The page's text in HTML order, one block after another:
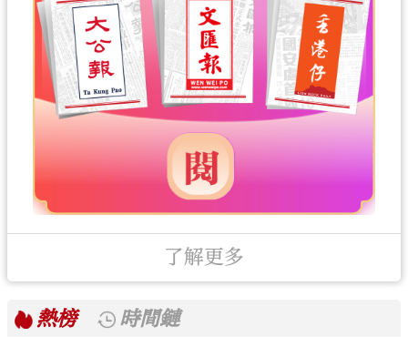
了解更多
熱榜
時間鏈